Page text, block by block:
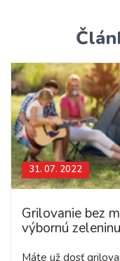
31. 07. 2022
Grilovanie bez
výbornú
Máte už dosť